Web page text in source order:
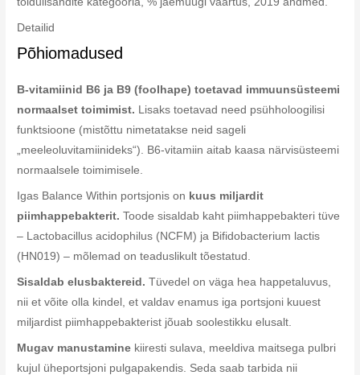
Detailid
Põhiomadused
B-vitamiinid B6 ja B9 (foolhape) toetavad immuunsüsteemi
normaalset toimimist. Lisaks toetavad need psühholoogilisi
funktsioone (mistõttu nimetatakse neid sageli
„meeleoluvitamiinideks“). B6-vitamiin aitab kaasa närvisüsteemi
normaalsele toimimisele.
Igas Balance Within portsjonis on kuus miljardit
piimhappebakterit. Toode sisaldab kaht piimhappebakteri tüve
– Lactobacillus acidophilus (NCFM) ja Bifidobacterium lactis
(HN019) – mõlemad on teaduslikult tõestatud.
Sisaldab elusbaktereid.Tüvedel on väga hea happetaluvus,
nii et võite olla kindel, et valdav enamus iga portsjoni kuuest
miljardist piimhappebakterist jõuab soolestikku elusalt.
Mugav manustamine kiiresti sulava, meeldiva maitsega pulbri
kujul üheportsjoni pulgapakendis. Seda saab tarbida nii